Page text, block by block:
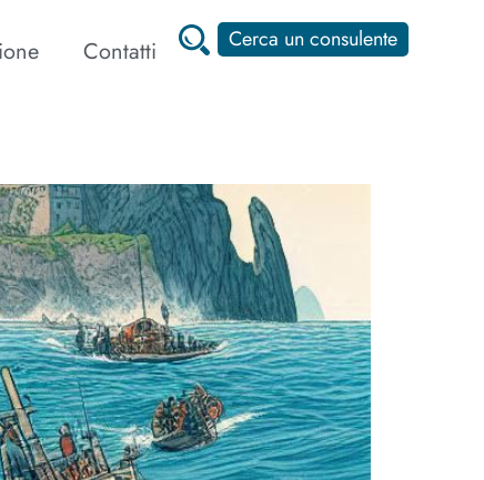
Contatti Cerca un consulente